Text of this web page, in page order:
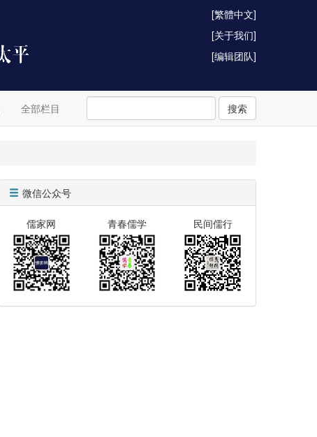
[繁體中文]
[关于我们]
[编辑团队]
全部栏目 搜索
微信公众号
儒家网 青春儒学 民间儒行